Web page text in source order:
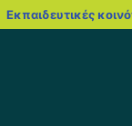
Εκπαιδευτικές